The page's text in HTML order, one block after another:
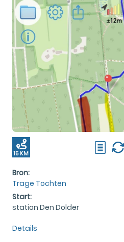
15 KM
Bron:
Trage Tochten
Start:
station Den Dolder
Details